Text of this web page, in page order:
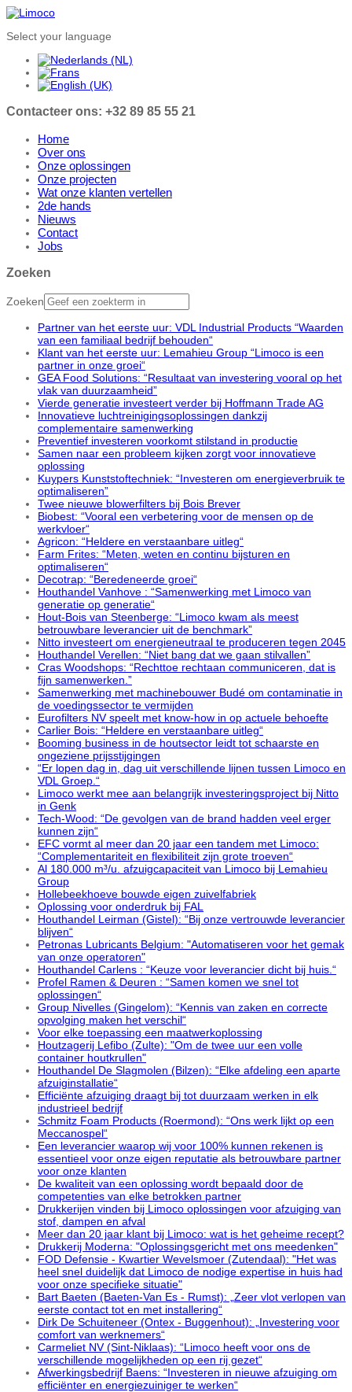
Select your language
Contacteer ons: +32 89 85 55 21
Home
Over ons
Onze oplossingen
Onze projecten
Wat onze klanten vertellen
2de hands
Nieuws
Contact
Jobs
Zoeken
Zoeken
Partner van het eerste uur: VDL Industrial Products “Waarden
van een familiaal bedrijf behouden“
Klant van het eerste uur: Lemahieu Group “Limoco is een
partner in onze groei“
GEA Food Solutions: “Resultaat van investering vooral op het
vlak van duurzaamheid”
Vierde generatie investeert verder bij Hoffmann Trade AG
Innovatieve luchtreinigingsoplossingen dankzij
complementaire samenwerking
Preventief investeren voorkomt stilstand in productie
Samen naar een probleem kijken zorgt voor innovatieve
oplossing
Kuypers Kunststoftechniek: “Investeren om energieverbruik te
optimaliseren”
Twee nieuwe blowerfilters bij Bois Brever
Biobest: “Vooral een verbetering voor de mensen op de
werkvloer“
Agricon: “Heldere en verstaanbare uitleg“
Farm Frites: “Meten, weten en continu bijsturen en
optimaliseren“
Decotrap: “Beredeneerde groei“
Houthandel Vanhove : “Samenwerking met Limoco van
generatie op generatie“
Hout-Bois van Steenberge: “Limoco kwam als meest
betrouwbare leverancier uit de benchmark”
Nitto investeert om energieneutraal te produceren tegen 2045
Houthandel Verellen: “Niet bang dat we gaan stilvallen”
Cras Woodshops: “Rechttoe rechtaan communiceren, dat is
fijn samenwerken.”
Samenwerking met machinebouwer Budé om contaminatie in
de voedingssector te vermijden
Eurofilters NV speelt met know-how in op actuele behoefte
Carlier Bois: “Heldere en verstaanbare uitleg“
Booming business in de houtsector leidt tot schaarste en
ongeziene prijsstijgingen
“Er lopen dag in, dag uit verschillende lijnen tussen Limoco en
VDL Groep.“
Limoco werkt mee aan belangrijk investeringsproject bij Nitto
in Genk
Tech-Wood: “De gevolgen van de brand hadden veel erger
kunnen zijn“
EFC vormt al meer dan 20 jaar een tandem met Limoco:
“Complementariteit en flexibiliteit zijn grote troeven“
Al 180.000 m³/u. afzuigcapaciteit van Limoco bij Lemahieu
Group
Hollebeekhoeve bouwde eigen zuivelfabriek
Oplossing voor onderdruk bij FAL
Houthandel Leirman (Gistel): “Bij onze vertrouwde leverancier
blijven“
Petronas Lubricants Belgium: "Automatiseren voor het gemak
van onze operatoren"
Houthandel Carlens : “Keuze voor leverancier dicht bij huis.“
Profel Ramen & Deuren : “Samen komen we snel tot
oplossingen“
Group Nivelles (Gingelom): “Kennis van zaken en correcte
opvolging maken het verschil“
Voor elke toepassing een maatwerkoplossing
Houtzagerij Lefibo (Zulte): "Om de twee uur een volle
container houtkrullen"
Houthandel De Slagmolen (Bilzen): “Elke afdeling een aparte
afzuiginstallatie“
Efficiënte afzuiging draagt bij tot duurzaam werken in elk
industrieel bedrijf
Schmitz Foam Products (Roermond): “Ons werk lijkt op een
Meccanospel“
Een leverancier waarop wij voor 100% kunnen rekenen is
essentieel voor onze eigen reputatie als betrouwbare partner
voor onze klanten
De kwaliteit van een oplossing wordt bepaald door de
competenties van elke betrokken partner
Drukkerijen vinden bij Limoco oplossingen voor afzuiging van
stof, dampen en afval
Meer dan 20 jaar klant bij Limoco: wat is het geheime recept?
Drukkerij Moderna: "Oplossingsgericht met ons meedenken"
FOD Defensie - Kwartier Wevelsmoer (Zutendaal): "Het was
heel snel duidelijk dat Limoco de nodige expertise in huis had
voor onze specifieke situatie"
Bart Baeten (Baeten-Van Es - Rumst): „Zeer vlot verlopen van
eerste contact tot en met installering“
Dirk De Schuiteneer (Ontex - Buggenhout): „Investering voor
comfort van werknemers“
Carmeliet NV (Sint-Niklaas): “Limoco heeft voor ons de
verschillende mogelijkheden op een rij gezet“
Afwerkingsbedrijf Baens: “Investeren in nieuwe afzuiging om
efficiënter en energiezuiniger te werken“